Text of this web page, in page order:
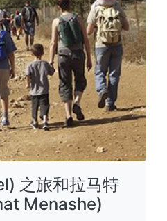
之旅和拉马特
Menashe)